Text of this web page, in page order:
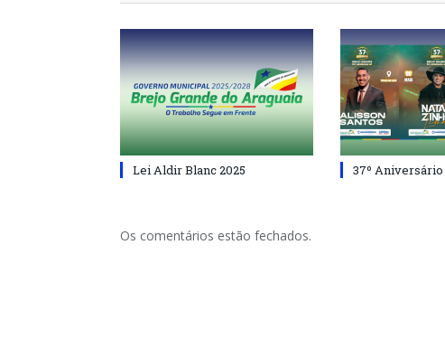
Lei Aldir Blanc 2025 37º Aniversário
Os comentários estão fechados.